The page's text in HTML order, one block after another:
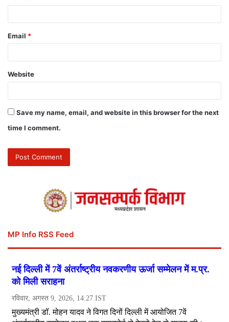
Email *
Website
Save my name, email, and website in this browser for the next
time I comment.
MP Info RSS Feed